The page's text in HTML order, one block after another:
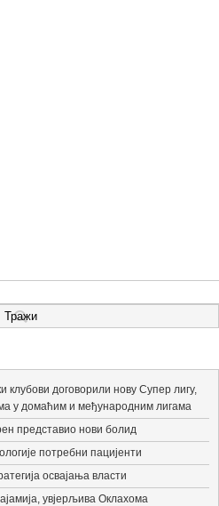
клубови договорили нову Супер лигу,
у домаћим и међународним лигама
представио нови болид
потребни пацијенти
освајања власти
увјерљива Оклахома